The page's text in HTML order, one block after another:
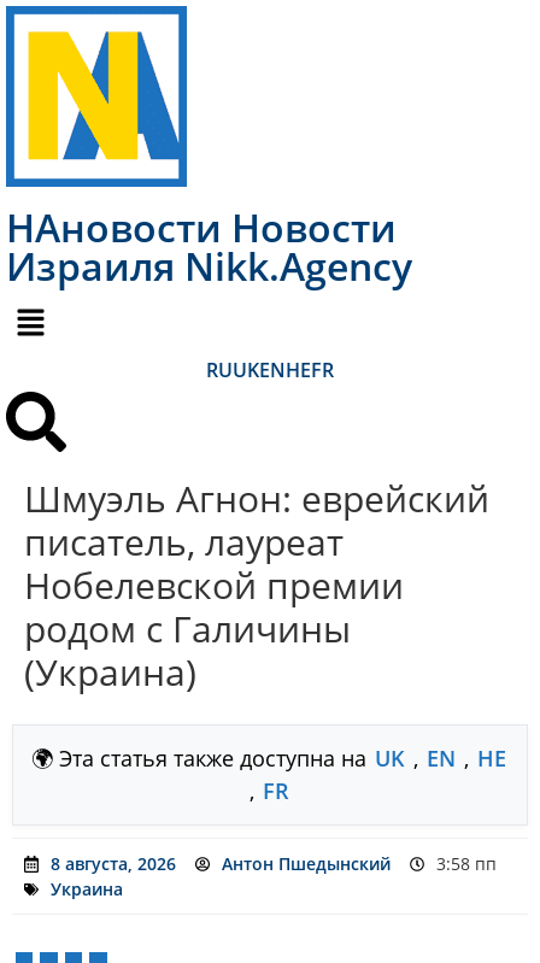
НАновости Новости
Израиля Nikk.Agency
RUUKENHEFR
Шмуэль Агнон: еврейский
писатель, лауреат
Нобелевской премии
родом с Галичины
(Украина)
🌍 Эта статья также доступна на UK , EN , HE
, FR
8 августа, 2026 Антон Пшедынский
3:58 пп
Украина